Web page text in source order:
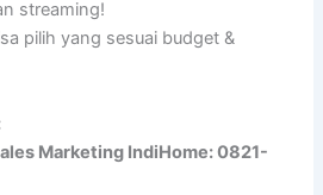
streaming!
pilih yang sesuai budget &
Marketing IndiHome: 0821-